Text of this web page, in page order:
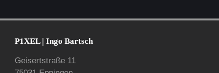
P1XEL | Ingo Bartsch
Geisertstraße 11